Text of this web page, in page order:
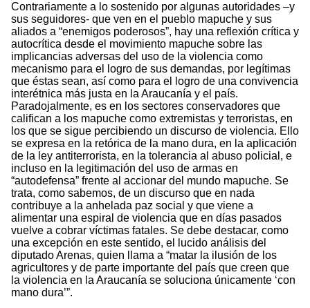
Contrariamente a lo sostenido por algunas autoridades –y
sus seguidores- que ven en el pueblo mapuche y sus
aliados a “enemigos poderosos”, hay una reflexión crítica y
autocrítica desde el movimiento mapuche sobre las
implicancias adversas del uso de la violencia como
mecanismo para el logro de sus demandas, por legítimas
que éstas sean, así como para el logro de una convivencia
interétnica más justa en la Araucanía y el país.
Paradojalmente, es en los sectores conservadores que
califican a los mapuche como extremistas y terroristas, en
los que se sigue percibiendo un discurso de violencia. Ello
se expresa en la retórica de la mano dura, en la aplicación
de la ley antiterrorista, en la tolerancia al abuso policial, e
incluso en la legitimación del uso de armas en
“autodefensa” frente al accionar del mundo mapuche. Se
trata, como sabemos, de un discurso que en nada
contribuye a la anhelada paz social y que viene a
alimentar una espiral de violencia que en días pasados
vuelve a cobrar víctimas fatales. Se debe destacar, como
una excepción en este sentido, el lucido análisis del
diputado Arenas, quien llama a “matar la ilusión de los
agricultores y de parte importante del país que creen que
la violencia en la Araucanía se soluciona únicamente ‘con
mano dura’”.